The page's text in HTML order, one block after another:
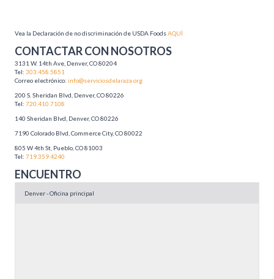
Vea la Declaración de no discriminación de USDA FoodsAQUÍ
CONTACTAR CON NOSOTROS
3131 W. 14th Ave, Denver, CO 80204
Tel: 303.458.5851
Correo electrónico: info@serviciosdelaraza.org
200 S. Sheridan Blvd, Denver, CO 80226
Tel: 720.410.7108
140 Sheridan Blvd, Denver, CO 80226
7190 Colorado Blvd, Commerce City, CO 80022
805 W 4th St, Pueblo, CO 81003
Tel: 719.359.4240
ENCUENTRO
Denver - Oficina principal